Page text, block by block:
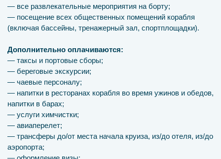
— все развлекательные мероприятия на борту;
— посещение всех общественных помещений корабля
(включая бассейны, тренажерный зал, спортплощадки).
Дополнительно оплачиваются:
— таксы и портовые сборы;
— береговые экскурсии;
— чаевые персоналу;
— напитки в ресторанах корабля во время ужинов и обедов,
напитки в барах;
— услуги химчистки;
— авиаперелет;
— трансферы до/от места начала круиза, из/до отеля, из/до
аэропорта;